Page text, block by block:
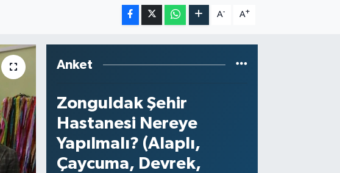
A- A+
Anket
Zonguldak Şehir
Hastanesi Nereye
Yapılmalı? (Alaplı,
Çaycuma, Devrek,